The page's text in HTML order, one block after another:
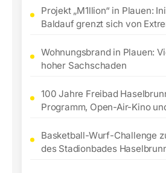
Projekt „M1llion“ in Plauen:
Baldauf grenzt sich von
Wohnungsbrand in Plauen:
hoher Sachschaden
100 Jahre Freibad
Programm, Open-Air-Kino
Basketball-Wurf-Challenge
des Stadionbades